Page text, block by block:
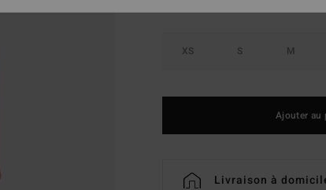
XS S M
Ajouter au
Livraison à